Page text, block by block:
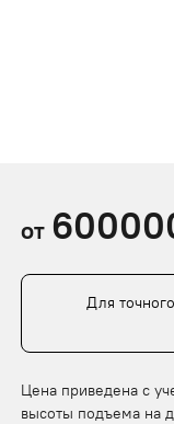
от
Для
Цена приведена с
высоты подъема на